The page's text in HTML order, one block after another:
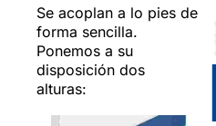
Se acoplan a lo pies de
forma sencilla.
Ponemos a su
disposición dos
alturas: